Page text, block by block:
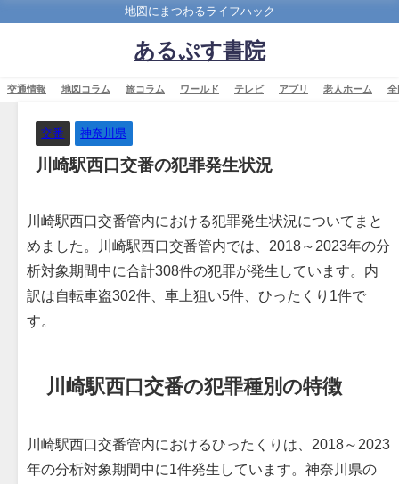
地図にまつわるライフハック
あるぷす書院
交通情報 地図コラム 旅コラム ワールド テレビ アプリ 老人ホーム 全
交番 神奈川県
川崎駅西口交番の犯罪発生状況
川崎駅西口交番管内における犯罪発生状況についてまと
めました。川崎駅西口交番管内では、2018～2023年の分
析対象期間中に合計308件の犯罪が発生しています。内
訳は自転車盗302件、車上狙い5件、ひったくり1件で
す。
川崎駅西口交番の犯罪種別の特徴
川崎駅西口交番管内におけるひったくりは、2018～2023
年の分析対象期間中に1件発生しています。神奈川県の